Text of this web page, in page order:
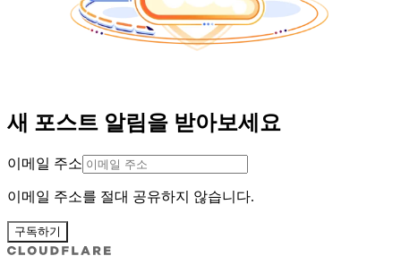
새 포스트 알림을 받아보세요
이메일 주소
이메일 주소를 절대 공유하지 않습니다.
구독하기